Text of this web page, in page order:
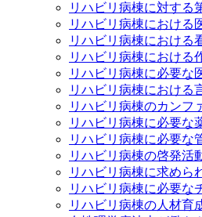
リハビリ病棟に対する
リハビリ病棟における
リハビリ病棟における
リハビリ病棟における
リハビリ病棟に必要な
リハビリ病棟における
リハビリ病棟のカンフ
リハビリ病棟に必要な
リハビリ病棟に必要な
リハビリ病棟の啓発活
リハビリ病棟に求めら
リハビリ病棟に必要な
リハビリ病棟の人材育